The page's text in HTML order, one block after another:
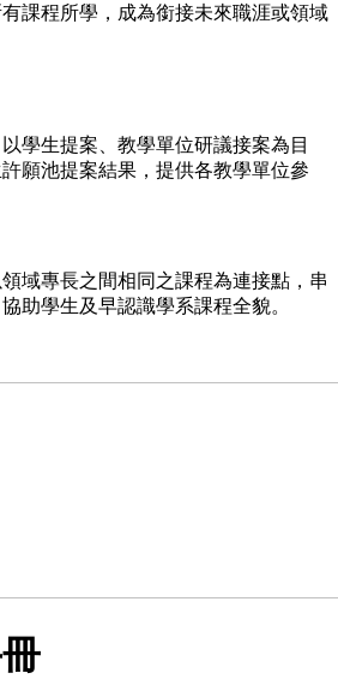
課程所學，成為銜接未來職涯或領域
學生提案、教學單位研議接案為目
願池提案結果，提供各教學單位參
域專長之間相同之課程為連接點，串
助學生及早認識學系課程全貌。